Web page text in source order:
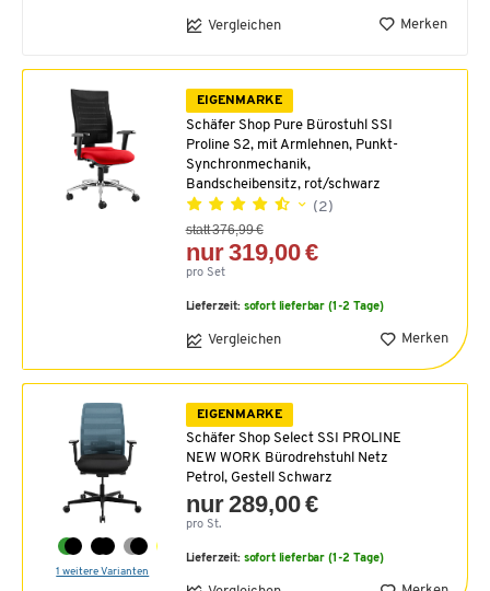
Vergleichen Merken
EIGENMARKE
Schäfer Shop Pure Bürostuhl SSI
Proline S2, mit Armlehnen, Punkt-
Synchronmechanik,
Bandscheibensitz, rot/schwarz
(2)
statt 376,99 €
nur 319,00 €
pro Set
Lieferzeit: sofort lieferbar (1-2 Tage)
Vergleichen Merken
1 weitere Varianten
EIGENMARKE
Schäfer Shop Select SSI PROLINE
NEW WORK Bürodrehstuhl Netz
Petrol, Gestell Schwarz
nur 289,00 €
pro St.
Lieferzeit: sofort lieferbar (1-2 Tage)